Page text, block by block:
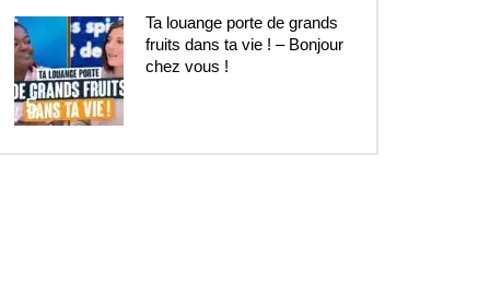
5
Ta louange porte de grands
fruits dans ta vie ! – Bonjour
chez vous !